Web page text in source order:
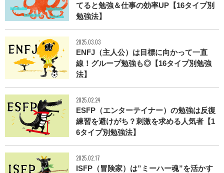
てると勉強＆仕事の効率UP【16タイプ別
勉強法】
2025.03.03
ENFJ（主人公）は目標に向かって一直
線！グループ勉強も◎【16タイプ別勉強
法】
2025.02.24
ESFP（エンターテイナー）の勉強は反復
練習を避けがち？刺激を求める人気者【1
6タイプ別勉強法】
2025.02.17
ISFP（冒険家）は”ミーハー魂”を活かす